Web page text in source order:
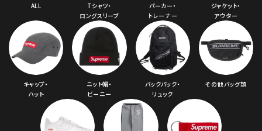
ALL
Tシャツ・
ロングスリーブ
パーカー・
トレーナー
ジャケット・
アウター
キャップ・
ハット
ニット帽・
ビーニー
バックパック・
リュック
その他バッグ類